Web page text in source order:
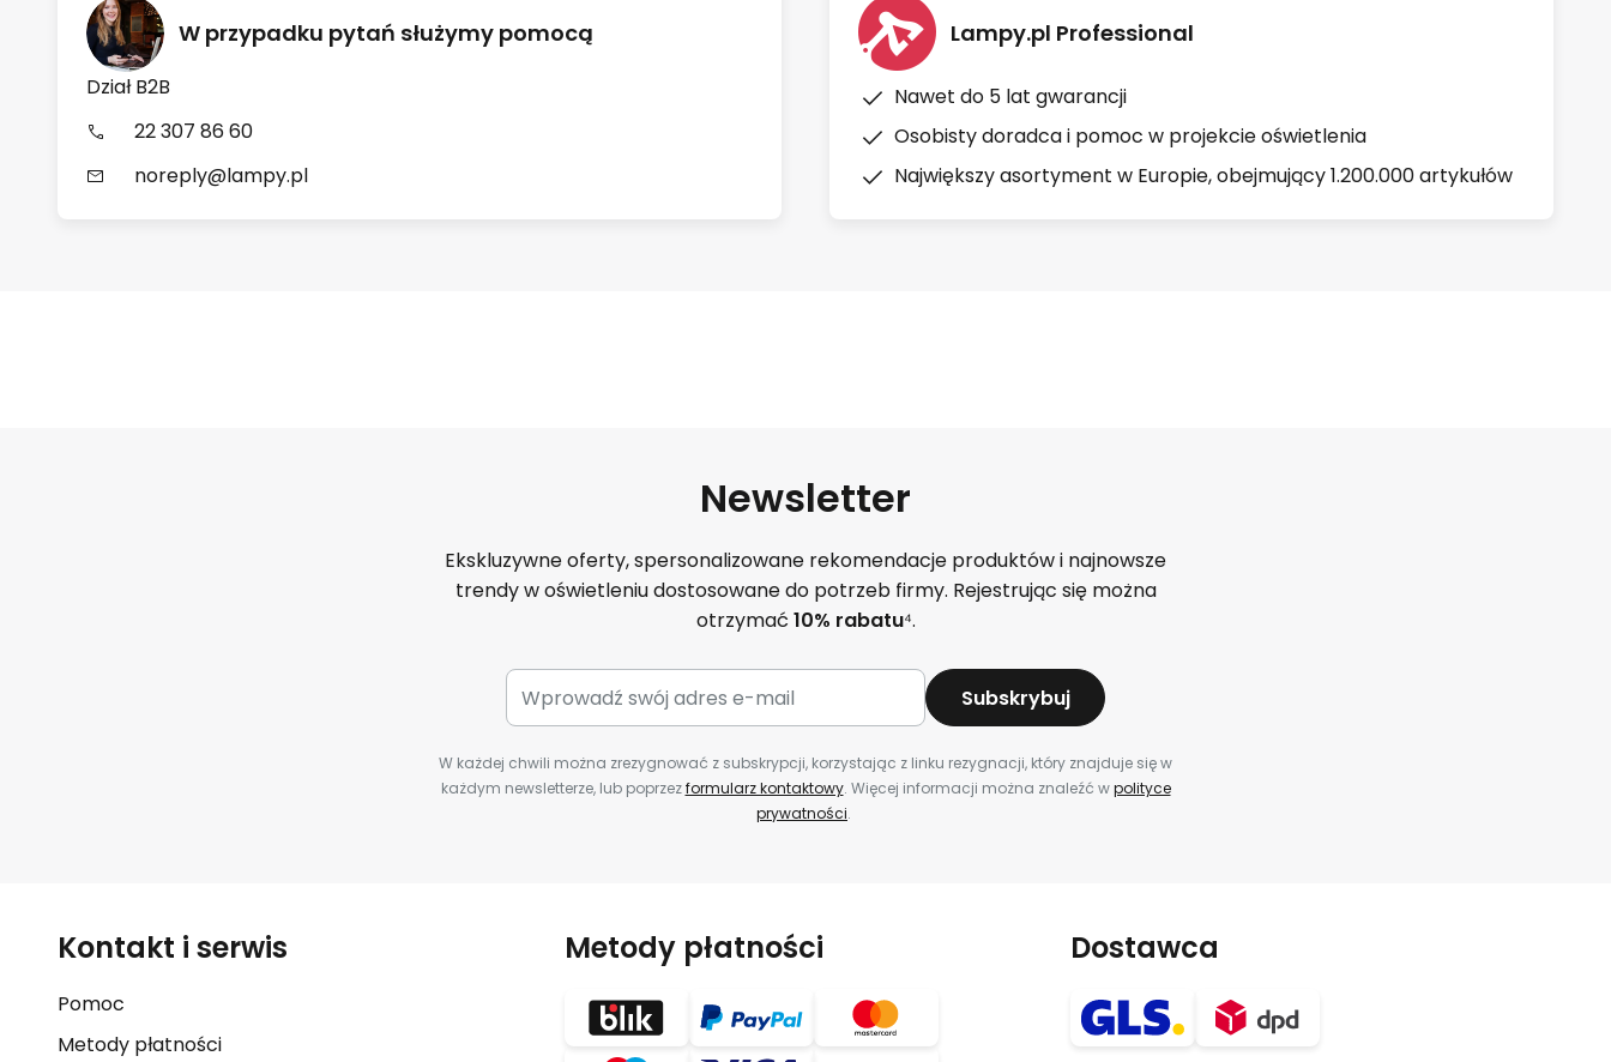
W przypadku pytań służymy pomocą
Dział B2B
22 307 86 60
noreply@lampy.pl
Lampy.pl Professional
Nawet do 5 lat gwarancji
Osobisty doradca i pomoc w projekcie oświetlenia
Największy asortyment w Europie, obejmujący 1.200.000 artykułów
Newsletter
Ekskluzywne oferty, spersonalizowane rekomendacje produktów i najnowsze
trendy w oświetleniu dostosowane do potrzeb firmy. Rejestrując się można
otrzymać 10% rabatu⁴.
Subskrybuj
W każdej chwili można zrezygnować z subskrypcji, korzystając z linku rezygnacji, który znajduje się w
każdym newsletterze, lub poprzezformularz kontaktowy. Więcej informacji można znaleźć wpolityce
prywatności.
Kontakt i serwis
Pomoc
Metody płatności
Metody płatności Dostawca